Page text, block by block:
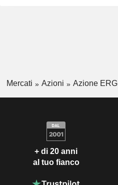
Mercati Azioni Azione ERG
+ di 20 anni
al tuo fianco